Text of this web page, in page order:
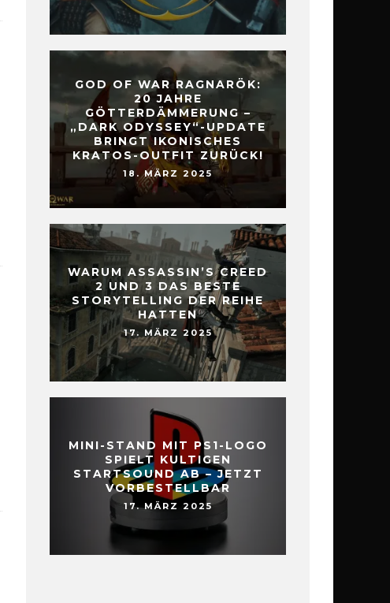
GOD OF WAR RAGNARÖK:
20 JAHRE
GÖTTERDÄMMERUNG –
„DARK ODYSSEY“-UPDATE
BRINGT IKONISCHES
KRATOS-OUTFIT ZURÜCK!
18. MÄRZ 2025
WARUM ASSASSIN’S CREED
2 UND 3 DAS BESTE
STORYTELLING DER REIHE
HATTEN
17. MÄRZ 2025
MINI-STAND MIT PS1-LOGO
SPIELT KULTIGEN
STARTSOUND AB – JETZT
VORBESTELLBAR
17. MÄRZ 2025